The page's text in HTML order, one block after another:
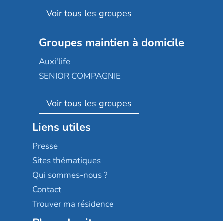
Aquarelia
Nexity edenea
Les jardins d'Arcadie
Occitalia
Appartseniors
Reseda
Stella management
Les villages d'or
Sérénys
Résidences services Villa Médicis
Emera
Groupe SOS
Le Noble Âge
Almage
Résidalya
Groupe aplus
Groupes maintien à domicile
Auxi'life
SENIOR COMPAGNIE
AGE D'OR Services
Liens utiles
Presse
Sites thématiques
Qui sommes-nous ?
Contact
Trouver ma résidence